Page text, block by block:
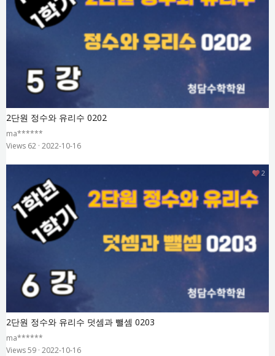
2단원 정수와 유리수 0202
ma******
Views 62 · 2022-10-16
2단원 정수와 유리수 덧셈과 뺄셈 0203
ma******
Views 59 · 2022-10-16
2